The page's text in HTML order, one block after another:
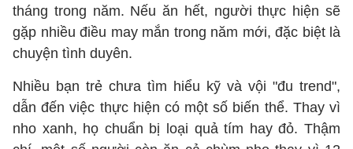
tháng trong năm. Nếu ăn hết, người thực hiện sẽ
gặp nhiều điều may mắn trong năm mới, đặc biệt là
chuyện tình duyên.
Nhiều bạn trẻ chưa tìm hiểu kỹ và vội "đu trend",
dẫn đến việc thực hiện có một số biến thể. Thay vì
nho xanh, họ chuẩn bị loại quả tím hay đỏ. Thậm